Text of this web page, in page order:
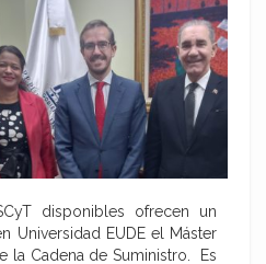
disponibles ofrecen un
Universidad EUDE el Máster
la Cadena de Suministro. Es